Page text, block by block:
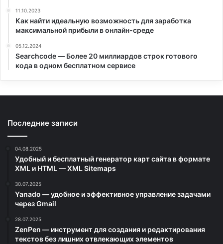
11.10.2023
Как найти идеальную возможность для заработка
максимальной прибыли в онлайн-среде
05.12.2024
Searchcode — Более 20 миллиардов строк готового
кода в одном бесплатном сервисе
Последние записи
04.08.2025
Удобный и бесплатный генератор карт сайта в формате
XML и HTML — XML Sitemaps
30.07.2025
Yanado — удобное и эффективное управление задачами
через Gmail
28.07.2025
ZenPen — инструмент для создания и редактирования
текстов без лишних отвлекающих элементов